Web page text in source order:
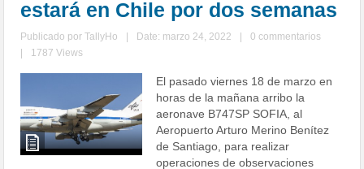
estará en Chile por dos semanas
Publicado porTallyHo Date: marzo 24, 2022
0 commentarios
1787 Views
El pasado viernes 18 de marzo en
horas de la mañana arribo la
aeronave B747SP SOFIA, al
Aeropuerto Arturo Merino Benítez
de Santiago, para realizar
operaciones de observaciones